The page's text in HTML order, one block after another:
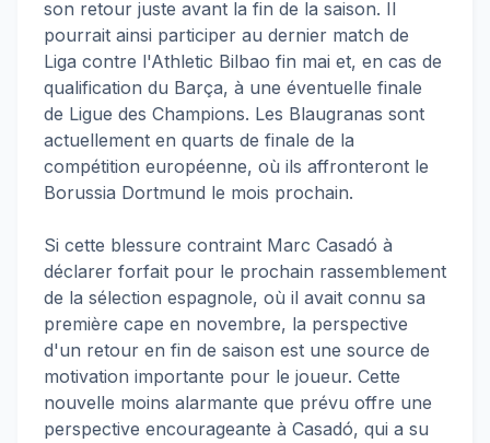
son retour juste avant la fin de la saison. Il
pourrait ainsi participer au dernier match de
Liga contre l'Athletic Bilbao fin mai et, en cas de
qualification du Barça, à une éventuelle finale
de Ligue des Champions. Les Blaugranas sont
actuellement en quarts de finale de la
compétition européenne, où ils affronteront le
Borussia Dortmund le mois prochain.
Si cette blessure contraint Marc Casadó à
déclarer forfait pour le prochain rassemblement
de la sélection espagnole, où il avait connu sa
première cape en novembre, la perspective
d'un retour en fin de saison est une source de
motivation importante pour le joueur. Cette
nouvelle moins alarmante que prévu offre une
perspective encourageante à Casadó, qui a su